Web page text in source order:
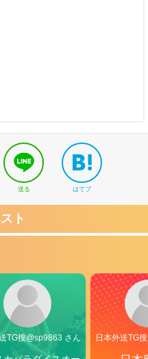
送る はてブ
ト
TG搜@sp9863 さん 日本外送TG